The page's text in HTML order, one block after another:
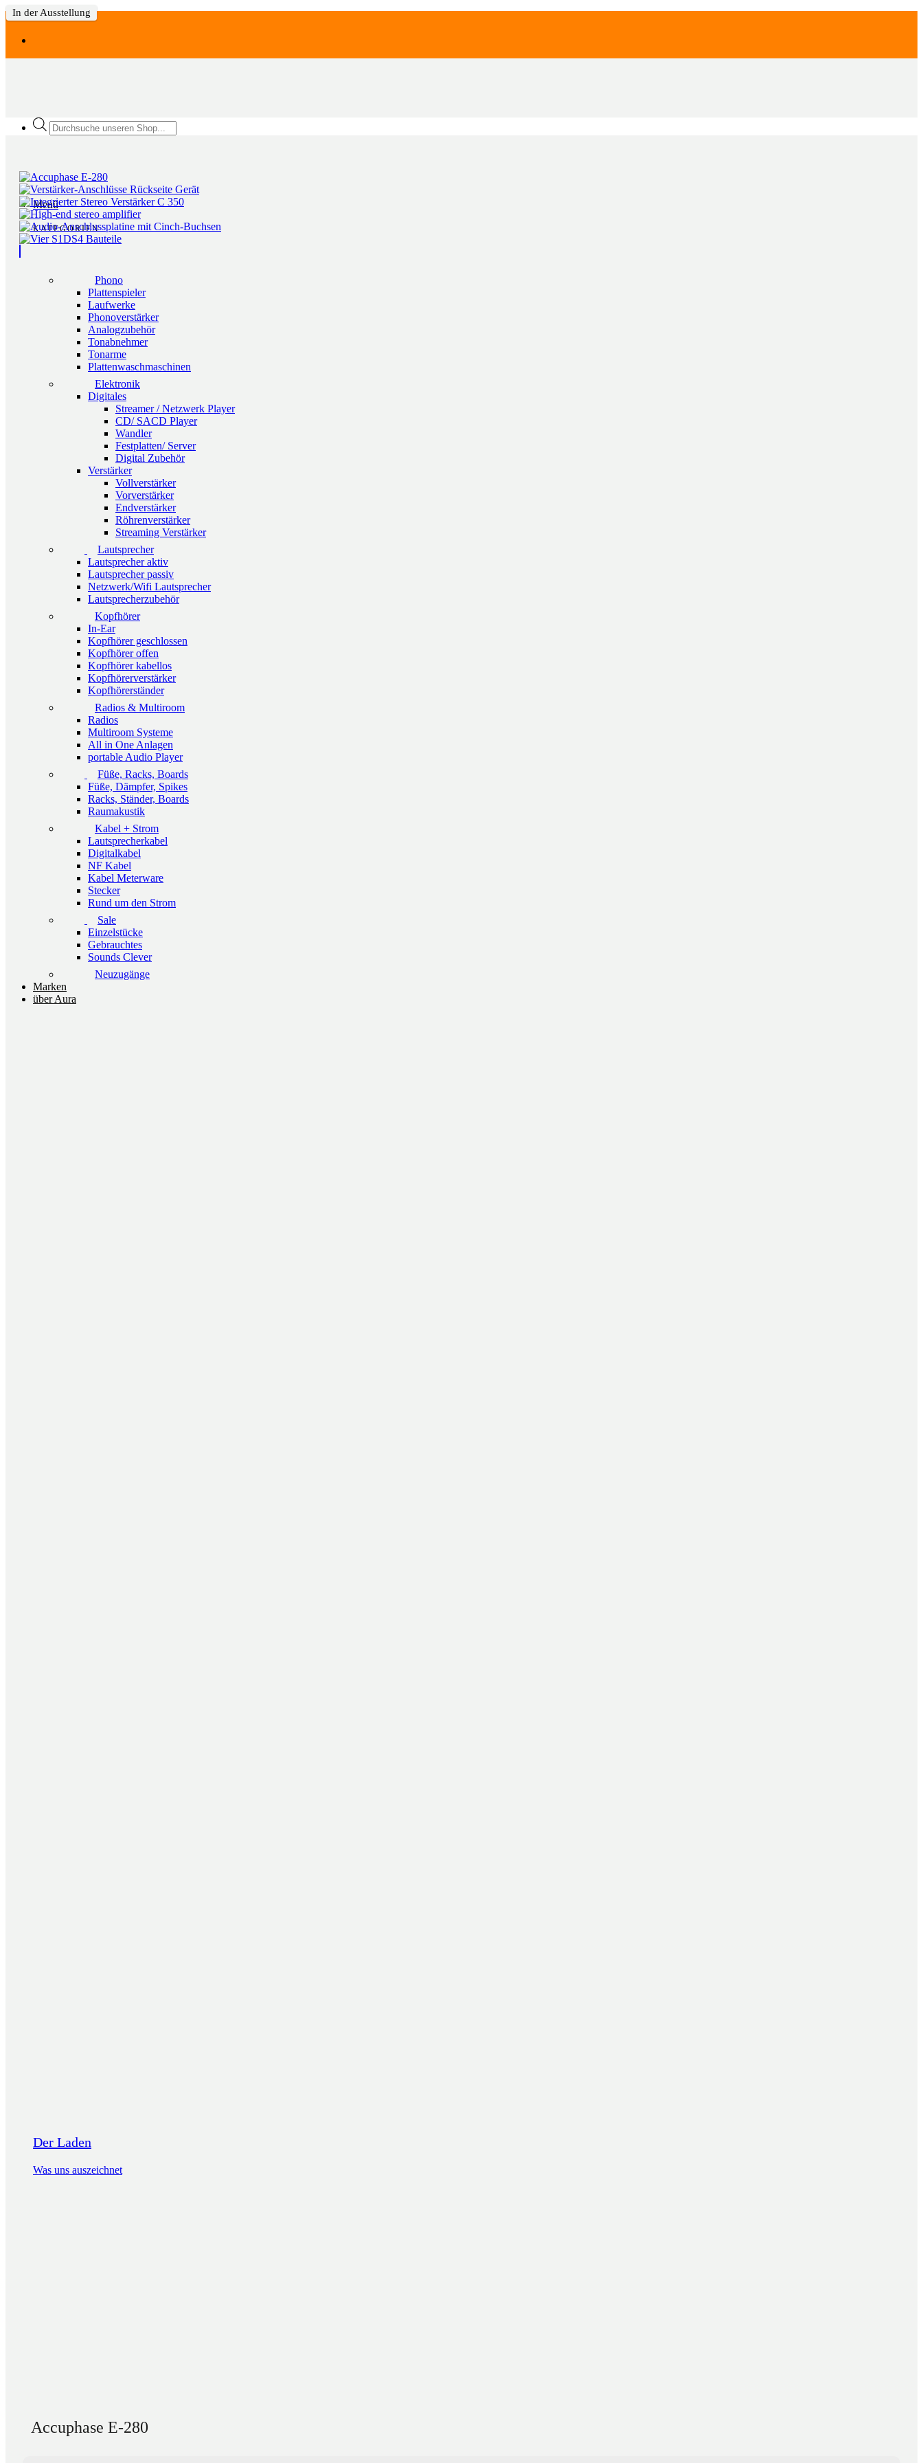
Zum
springen
Menü
KATEGORIEN
Phono
Plattenspieler
Laufwerke
Phonoverstärker
Analogzubehör
Tonabnehmer
Tonarme
Plattenwaschmaschinen
Elektronik
Digitales
Streamer / Netzwerk Player
CD/ SACD Player
Wandler
Festplatten/ Server
Digital Zubehör
Verstärker
Vollverstärker
Vorverstärker
Endverstärker
Röhrenverstärker
Streaming Verstärker
Lautsprecher
Lautsprecher aktiv
Lautsprecher passiv
Netzwerk/Wifi Lautsprecher
Lautsprecherzubehör
Kopfhörer
In-Ear
Kopfhörer geschlossen
Kopfhörer offen
Kopfhörer kabellos
Kopfhörerverstärker
Kopfhörerständer
Radios & Multiroom
Radios
Multiroom Systeme
All in One Anlagen
portable Audio Player
Füße, Racks, Boards
Füße, Dämpfer, Spikes
Racks, Ständer, Boards
Raumakustik
Kabel + Strom
Lautsprecherkabel
Digitalkabel
NF Kabel
Kabel Meterware
Stecker
Rund um den Strom
Sale
Einzelstücke
Gebrauchtes
Sounds Clever
Neuzugänge
Marken
über Aura
Der Laden
Was uns auszeichnet
Products
search
In der Ausstellung
Accuphase E-280